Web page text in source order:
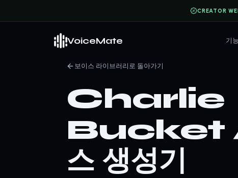
CREATOR
VoiceMate 기능
보이스 라이브러리로 돌아가기
Charlie
Bucket
스 생성기